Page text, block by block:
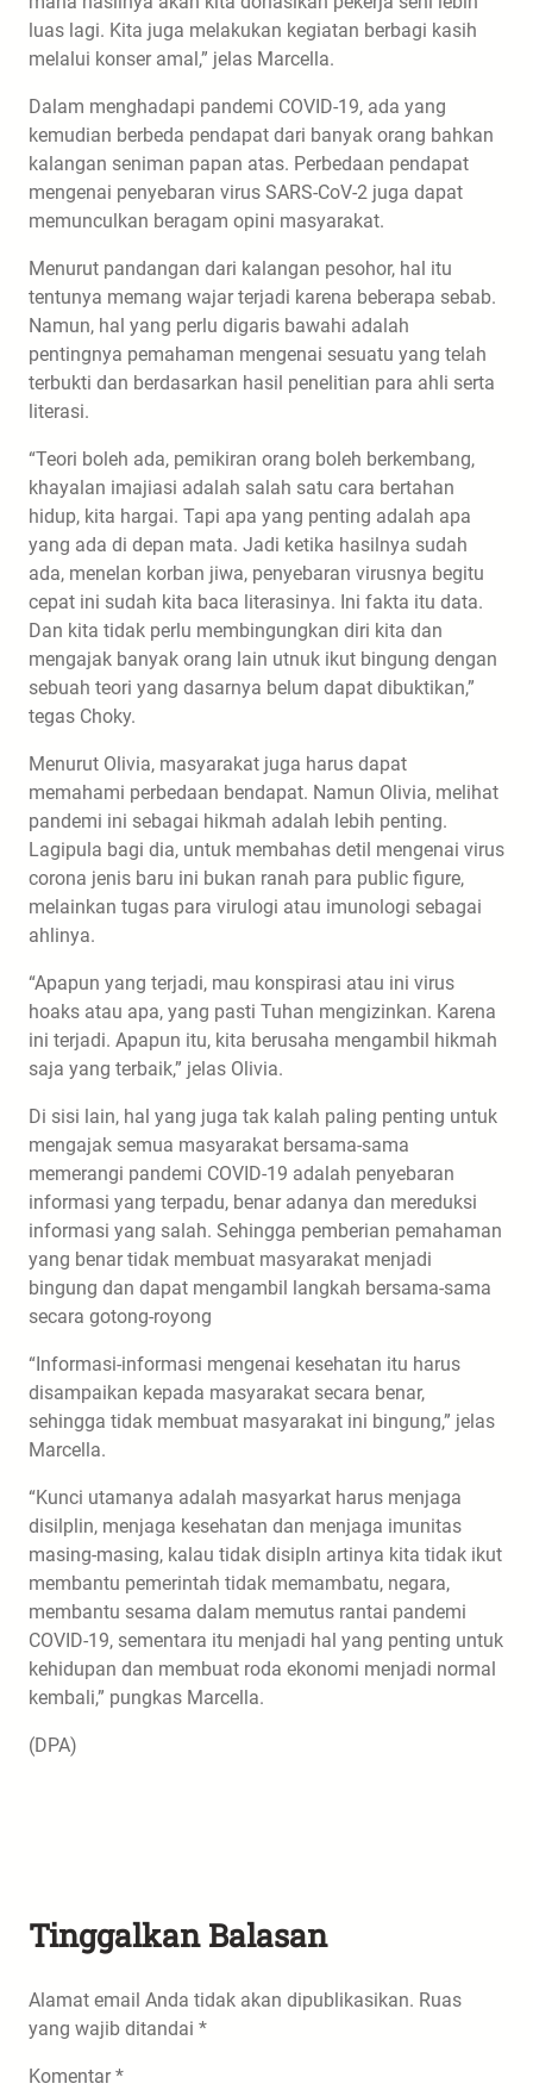
luas lagi. Kita juga melakukan kegiatan berbagi kasih
melalui konser amal,” jelas Marcella.
Dalam menghadapi pandemi COVID-19, ada yang
kemudian berbeda pendapat dari banyak orang bahkan
kalangan seniman papan atas. Perbedaan pendapat
mengenai penyebaran virus SARS-CoV-2 juga dapat
memunculkan beragam opini masyarakat.
Menurut pandangan dari kalangan pesohor, hal itu
tentunya memang wajar terjadi karena beberapa sebab.
Namun, hal yang perlu digaris bawahi adalah
pentingnya pemahaman mengenai sesuatu yang telah
terbukti dan berdasarkan hasil penelitian para ahli serta
literasi.
“Teori boleh ada, pemikiran orang boleh berkembang,
khayalan imajiasi adalah salah satu cara bertahan
hidup, kita hargai. Tapi apa yang penting adalah apa
yang ada di depan mata. Jadi ketika hasilnya sudah
ada, menelan korban jiwa, penyebaran virusnya begitu
cepat ini sudah kita baca literasinya. Ini fakta itu data.
Dan kita tidak perlu membingungkan diri kita dan
mengajak banyak orang lain utnuk ikut bingung dengan
sebuah teori yang dasarnya belum dapat dibuktikan,”
tegas Choky.
Menurut Olivia, masyarakat juga harus dapat
memahami perbedaan bendapat. Namun Olivia, melihat
pandemi ini sebagai hikmah adalah lebih penting.
Lagipula bagi dia, untuk membahas detil mengenai virus
corona jenis baru ini bukan ranah para public figure,
melainkan tugas para virulogi atau imunologi sebagai
ahlinya.
“Apapun yang terjadi, mau konspirasi atau ini virus
hoaks atau apa, yang pasti Tuhan mengizinkan. Karena
ini terjadi. Apapun itu, kita berusaha mengambil hikmah
saja yang terbaik,” jelas Olivia.
Di sisi lain, hal yang juga tak kalah paling penting untuk
mengajak semua masyarakat bersama-sama
memerangi pandemi COVID-19 adalah penyebaran
informasi yang terpadu, benar adanya dan mereduksi
informasi yang salah. Sehingga pemberian pemahaman
yang benar tidak membuat masyarakat menjadi
bingung dan dapat mengambil langkah bersama-sama
secara gotong-royong
“Informasi-informasi mengenai kesehatan itu harus
disampaikan kepada masyarakat secara benar,
sehingga tidak membuat masyarakat ini bingung,” jelas
Marcella.
“Kunci utamanya adalah masyarkat harus menjaga
disilplin, menjaga kesehatan dan menjaga imunitas
masing-masing, kalau tidak disipln artinya kita tidak ikut
membantu pemerintah tidak memambatu, negara,
membantu sesama dalam memutus rantai pandemi
COVID-19, sementara itu menjadi hal yang penting untuk
kehidupan dan membuat roda ekonomi menjadi normal
kembali,” pungkas Marcella.
(DPA)
Tinggalkan Balasan
Alamat email Anda tidak akan dipublikasikan. Ruas
yang wajib ditandai *
Komentar*